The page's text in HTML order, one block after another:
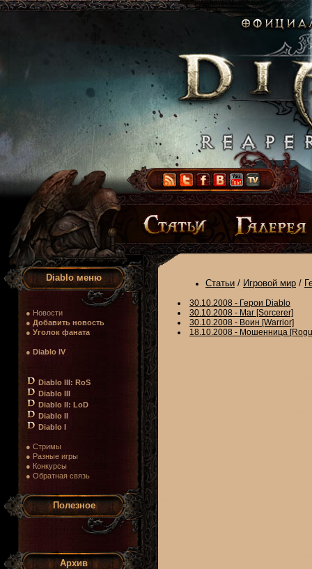
Diablo меню
● Новости
● Добавить новость
● Уголок фаната
● Diablo IV
Diablo III: RoS
Diablo III
Diablo II: LoD
Diablo II
Diablo I
● Стримы
● Разные игры
● Конкурсы
● Обратная связь
Полезное
Архив
Статьи / Игровой мир /
30.10.2008 - Герои Diablo
30.10.2008 - Маг [Sorcerer]
30.10.2008 - Воин [Warrior]
18.10.2008 - Мошенница